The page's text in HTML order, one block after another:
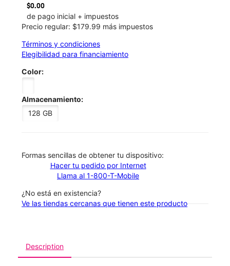
$0.00
de pago inicial + impuestos
Precio regular: $179.99 más impuestos
Términos y condiciones
Elegibilidad para financiamiento
Color:
Almacenamiento:
128 GB
​​​​​​​Formas sencillas de obtener tu dispositivo:
Hacer tu pedido por Internet
Llama al 1-800-T-Mobile
¿No está en existencia?
Ve las tiendas cercanas que tienen este producto
Description